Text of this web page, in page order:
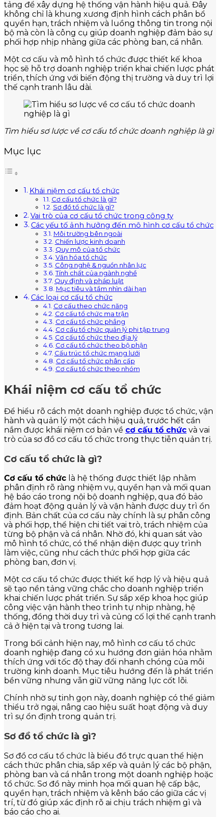
tảng để xây dựng hệ thống vận hành hiệu quả. Đây
không chỉ là khung xương định hình cách phân bổ
quyền hạn, trách nhiệm và luồng thông tin trong nội
bộ mà còn là công cụ giúp doanh nghiệp đảm bảo sự
phối hợp nhịp nhàng giữa các phòng ban, cá nhân.
Một cơ cấu và mô hình tổ chức được thiết kế khoa
học sẽ hỗ trợ doanh nghiệp triển khai chiến lược phát
triển, thích ứng với biến động thị trường và duy trì lợi
thế cạnh tranh lâu dài.
Tìm hiểu sơ lược về cơ cấu tổ chức doanh nghiệp là gì
Mục lục
Khái niệm cơ cấu tổ chức
Cơ cấu tổ chức là gì?
Sơ đồ tổ chức là gì?
Vai trò của cơ cấu tổ chức trong công ty
Các yếu tố ảnh hưởng đến mô hình cơ cấu tổ chức
Môi trường bên ngoài
Chiến lược kinh doanh
Quy mô của tổ chức
Văn hóa tổ chức
Công nghệ & nguồn nhân lực
Tính chất của ngành nghề
Quy định và pháp luật
Mục tiêu và tầm nhìn dài hạn
Các loại cơ cấu tổ chức
Cơ cấu theo chức năng
Cơ cấu tổ chức ma trận
Cơ cấu tổ chức phẳng
Cơ cấu tổ chức quản lý phi tập trung
Cơ cấu tổ chức theo địa lý
Cơ cấu tổ chức theo bộ phận
Cấu trúc tổ chức mạng lưới
Cơ cấu tổ chức phân cấp
Cơ cấu tổ chức theo nhóm
Khái niệm cơ cấu tổ chức
Để hiểu rõ cách một doanh nghiệp được tổ chức, vận
hành và quản lý một cách hiệu quả, trước hết cần
nắm được khái niệm cơ bản về cơ cấu tổ chức và vai
trò của sơ đồ cơ cấu tổ chức trong thực tiễn quản trị.
Cơ cấu tổ chức là gì?
Cơ cấu tổ chức là hệ thống được thiết lập nhằm
phân định rõ ràng nhiệm vụ, quyền hạn và mối quan
hệ báo cáo trong nội bộ doanh nghiệp, qua đó bảo
đảm hoạt động quản lý và vận hành được duy trì ổn
định. Bản chất của cơ cấu này chính là sự phân công
và phối hợp, thể hiện chi tiết vai trò, trách nhiệm của
từng bộ phận và cá nhân. Nhờ đó, khi quan sát vào
mô hình tổ chức, có thể nhận diện được quy trình
làm việc, cũng như cách thức phối hợp giữa các
phòng ban, đơn vị.
Một cơ cấu tổ chức được thiết kế hợp lý và hiệu quả
sẽ tạo nền tảng vững chắc cho doanh nghiệp triển
khai chiến lược phát triển. Sự sắp xếp khoa học giúp
công việc vận hành theo trình tự nhịp nhàng, hệ
thống, đồng thời duy trì và củng cố lợi thế cạnh tranh
cả ở hiện tại và trong tương lai.
Trong bối cảnh hiện nay, mô hình cơ cấu tổ chức
doanh nghiệp đang có xu hướng đơn giản hóa nhằm
thích ứng với tốc độ thay đổi nhanh chóng của môi
trường kinh doanh. Mục tiêu hướng đến là phát triển
bền vững nhưng vẫn giữ vững năng lực cốt lõi.
Chính nhờ sự tinh gọn này, doanh nghiệp có thể giảm
thiểu trở ngại, nâng cao hiệu suất hoạt động và duy
trì sự ổn định trong quản trị.
Sơ đồ tổ chức là gì?
Sơ đồ cơ cấu tổ chức là biểu đồ trực quan thể hiện
cách thức phân chia, sắp xếp và quản lý các bộ phận,
phòng ban và cá nhân trong một doanh nghiệp hoặc
tổ chức. Sơ đồ này minh họa mối quan hệ cấp bậc,
quyền hạn, trách nhiệm và kênh báo cáo giữa các vị
trí, từ đó giúp xác định rõ ai chịu trách nhiệm gì và
báo cáo cho ai.